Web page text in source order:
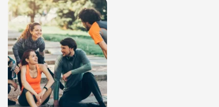
om jullie te helpen er een
tijd van te maken die jullie
over 20 jaar nog steeds
herinneren. Wacht dus
niet langer en kom ons
veelzijdige aanbod
verkennen!